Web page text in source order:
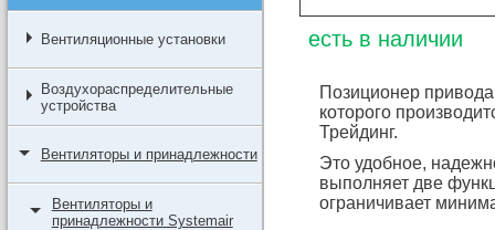
Вентиляционные установки
Воздухораспределительные
устройства
Вентиляторы и принадлежности
Вентиляторы и
принадлежности Systemair
есть в наличии
Позиционер
которого
Трейдинг.
Это удобное,
выполняет две
ограничивает